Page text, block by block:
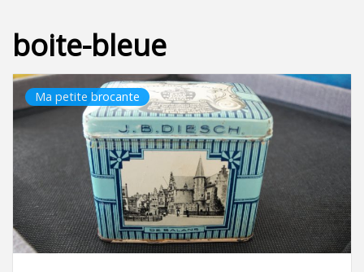
boite-bleue
Ma petite brocante